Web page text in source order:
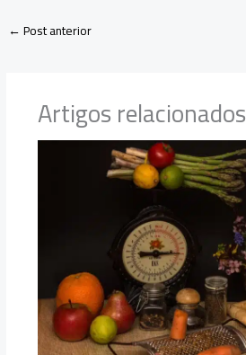
←Post anterior
Artigos relacionados